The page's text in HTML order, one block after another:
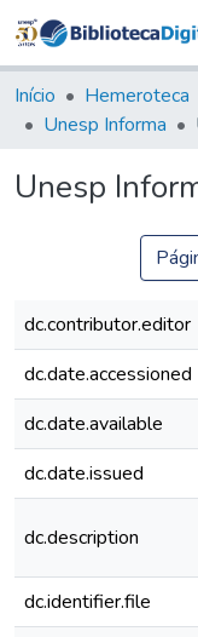
Início Hemeroteca
Unesp Informa
Unesp
dc.contributor.editor
dc.date.accessioned
dc.date.available
dc.date.issued
dc.description
dc.identifier.file